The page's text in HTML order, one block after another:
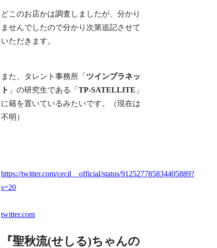
どこのお店かは調査しましたが、分かり
ませんでしたので分かり次第追記させて
いただきます。
また、タレント事務所「 ツインプラネッ
ト 」の研究生である「TP-SATELLITE 」
に籍を置いているみたいです。（現在は
不明）
https://twitter.com/cecil__official/status/912527785834405889?
s=20
twitter.com
『聖秋流(せしる)ちゃんの